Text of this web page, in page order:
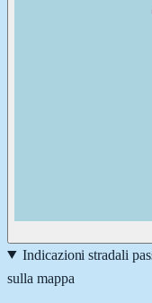
Indicazioni stradali
sulla mappa